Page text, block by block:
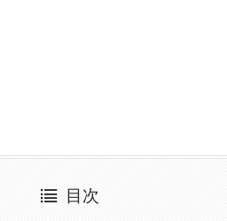
目次